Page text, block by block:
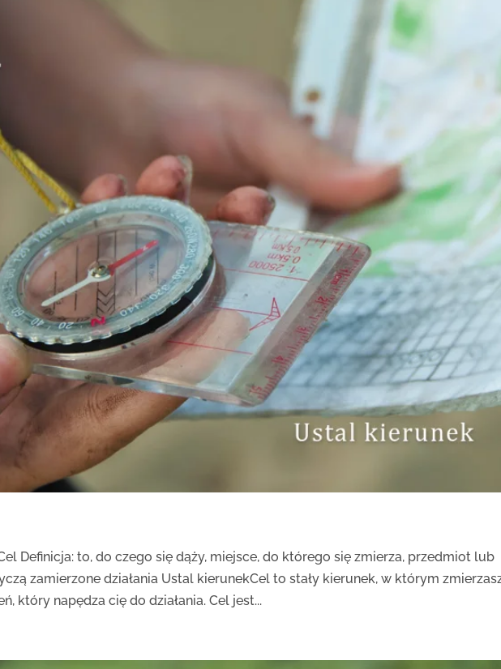
Definicja: to, do czego się dąży, miejsce, do którego się zmierza, przedmiot lub
zamierzone działania Ustal kierunekCel to stały kierunek, w którym
który napędza cię do działania. Cel jest...